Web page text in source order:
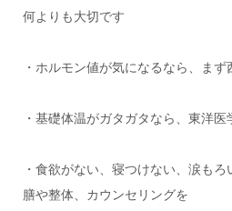
何よりも大切です
・ホルモン値が気になるなら、ま
・基礎体温がガタガタなら、東洋
・食欲がない、寝つけない、涙も
膳や整体、カウンセリングを